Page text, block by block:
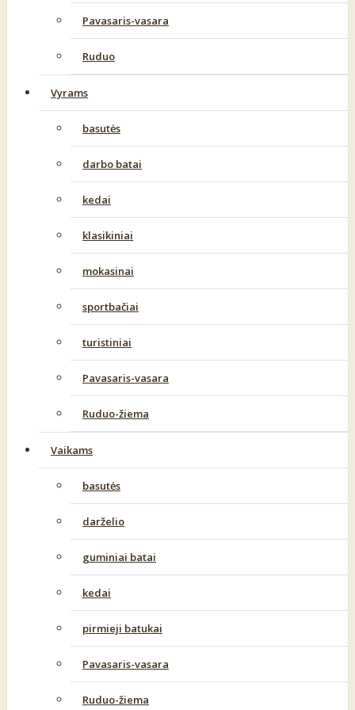
Pavasaris-vasara
Ruduo
Vyrams
basutės
darbo batai
kedai
klasikiniai
mokasinai
sportbačiai
turistiniai
Pavasaris-vasara
Ruduo-žiema
Vaikams
basutės
darželio
guminiai batai
kedai
pirmieji batukai
Pavasaris-vasara
Ruduo-žiema